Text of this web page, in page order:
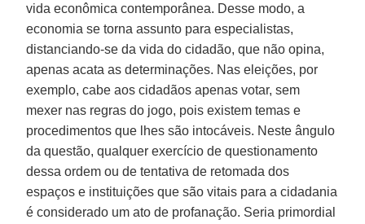
vida econômica contemporânea. Desse modo, a
economia se torna assunto para especialistas,
distanciando-se da vida do cidadão, que não opina,
apenas acata as determinações. Nas eleições, por
exemplo, cabe aos cidadãos apenas votar, sem
mexer nas regras do jogo, pois existem temas e
procedimentos que lhes são intocáveis. Neste ângulo
da questão, qualquer exercício de questionamento
dessa ordem ou de tentativa de retomada dos
espaços e instituições que são vitais para a cidadania
é considerado um ato de profanação. Seria primordial